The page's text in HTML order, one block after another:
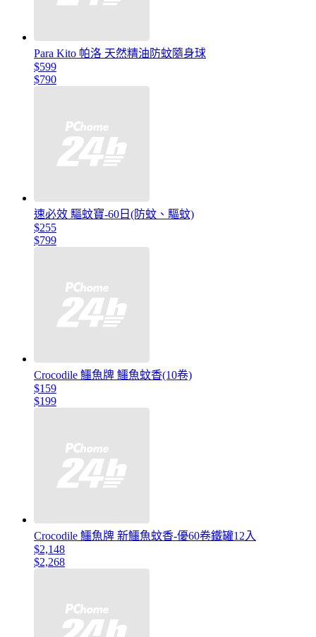
Para Kito 帕洛 天然精油防蚊隨身球
$599
$790
速必效 驅蚊寶-60日(防蚊、驅蚊)
$255
$799
Crocodile 鱷魚牌 鱷魚蚊香(10卷)
$159
$199
Crocodile 鱷魚牌 新鱷魚蚊香-優60卷鐵罐12入
$2,148
$2,268